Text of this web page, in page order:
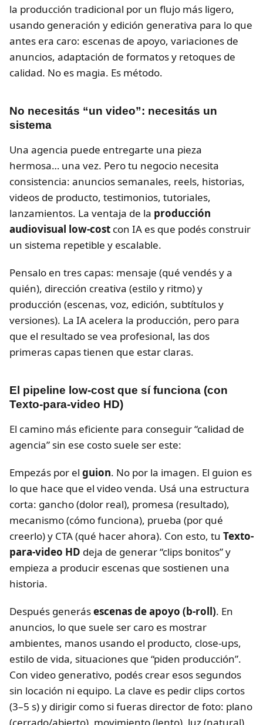
la producción tradicional por un flujo más ligero,
usando generación y edición generativa para lo que
antes era caro: escenas de apoyo, variaciones de
anuncios, adaptación de formatos y retoques de
calidad. No es magia. Es método.
No necesitás “un video”: necesitás un
sistema
Una agencia puede entregarte una pieza
hermosa… una vez. Pero tu negocio necesita
consistencia: anuncios semanales, reels, historias,
videos de producto, testimonios, tutoriales,
lanzamientos. La ventaja de la producción
audiovisual low-cost con IA es que podés construir
un sistema repetible y escalable.
Pensalo en tres capas: mensaje (qué vendés y a
quién), dirección creativa (estilo y ritmo) y
producción (escenas, voz, edición, subtítulos y
versiones). La IA acelera la producción, pero para
que el resultado se vea profesional, las dos
primeras capas tienen que estar claras.
El pipeline low-cost que sí funciona (con
Texto-para-video HD)
El camino más eficiente para conseguir “calidad de
agencia” sin ese costo suele ser este:
Empezás por el guion. No por la imagen. El guion es
lo que hace que el video venda. Usá una estructura
corta: gancho (dolor real), promesa (resultado),
mecanismo (cómo funciona), prueba (por qué
creerlo) y CTA (qué hacer ahora). Con esto, tu Texto-
para-video HD deja de generar “clips bonitos” y
empieza a producir escenas que sostienen una
historia.
Después generásescenas de apoyo (b-roll). En
anuncios, lo que suele ser caro es mostrar
ambientes, manos usando el producto, close-ups,
estilo de vida, situaciones que “piden producción”.
Con video generativo, podés crear esos segundos
sin locación ni equipo. La clave es pedir clips cortos
(3–5 s) y dirigir como si fueras director de foto: plano